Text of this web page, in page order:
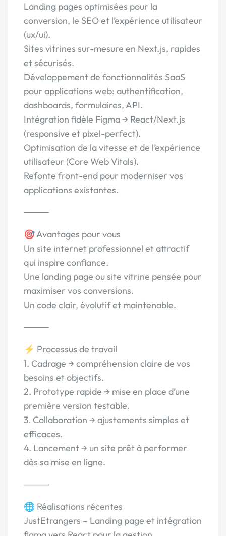
Landing pages optimisées pour la
conversion, le SEO et l’expérience utilisateur
(ux/ui).
Sites vitrines sur-mesure en Next.js, rapides
et sécurisés.
Développement de fonctionnalités SaaS
pour applications web: authentification,
dashboards, formulaires, API.
Intégration fidèle Figma → React/Next.js
(responsive et pixel-perfect).
Optimisation de la vitesse et de l’expérience
utilisateur (Core Web Vitals).
Refonte front-end pour moderniser vos
applications existantes.
⸻
🎯 Avantages pour vous
Un site internet professionnel et attractif
qui inspire confiance.
Une landing page ou site vitrine pensée pour
maximiser vos conversions.
Un code clair, évolutif et maintenable.
⸻
⚡ Processus de travail
1. Cadrage → compréhension claire de vos
besoins et objectifs.
2. Prototype rapide → mise en place d’une
première version testable.
3. Collaboration → ajustements simples et
efficaces.
4. Lancement → un site prêt à performer
dès sa mise en ligne.
⸻
🌐 Réalisations récentes
JustEtrangers – Landing page et intégration